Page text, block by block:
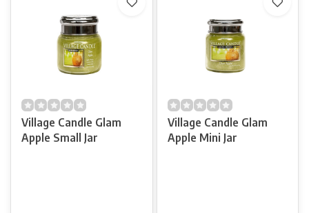
Village Candle Glam
Apple Small Jar
Village Candle Glam
Apple Mini Jar